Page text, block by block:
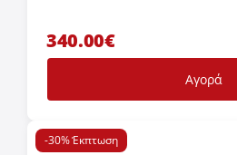
340.00€
Αγορά
-30% Έκπτωση